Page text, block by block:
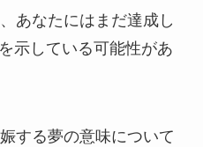
あなたにはまだ達成し
示している可能性があ
する夢の意味について